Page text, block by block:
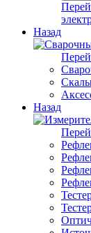
Назад
Назад